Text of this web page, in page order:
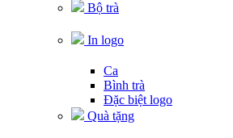
Bộ trà
In logo
Ca
Bình trà
Đặc biệt logo
Quà tặng